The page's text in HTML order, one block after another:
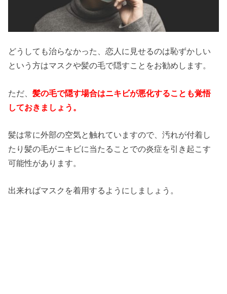
どうしても治らなかった、恋人に見せるのは恥ずかしい
という方はマスクや髪の毛で隠すことをお勧めします。
ただ、髪の毛で隠す場合はニキビが悪化することも覚悟
しておきましょう。
髪は常に外部の空気と触れていますので、汚れが付着し
たり髪の毛がニキビに当たることでの炎症を引き起こす
可能性があります。
出来ればマスクを着用するようにしましょう。